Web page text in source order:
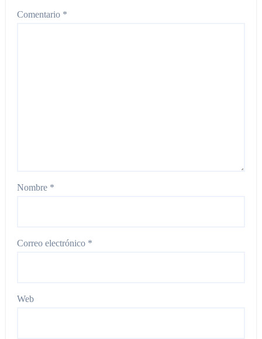
Comentario *
Nombre *
Correo electrónico *
Web